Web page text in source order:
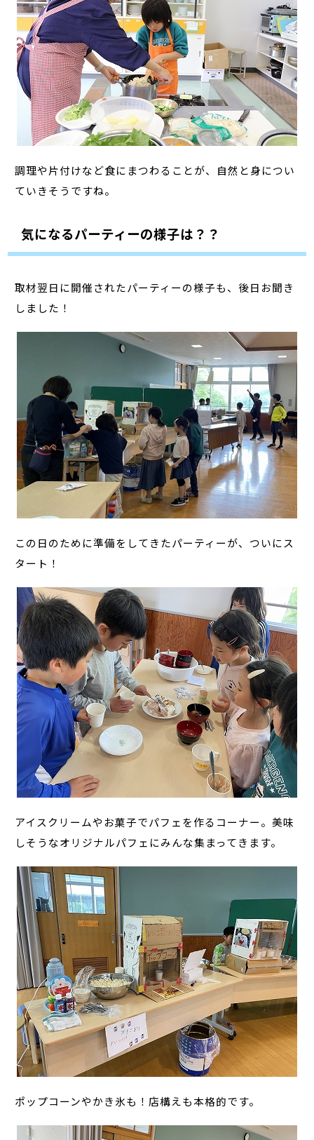
調理や片付けなど食にまつわることが、自然と身につい
ていきそうですね。
気になるパーティーの様子は？？
取材翌日に開催されたパーティーの様子も、後日お聞き
しました！
この日のために準備をしてきたパーティーが、ついにス
タート！
アイスクリームやお菓子でパフェを作るコーナー。美味
しそうなオリジナルパフェにみんな集まってきます。
ポップコーンやかき氷も！店構えも本格的です。